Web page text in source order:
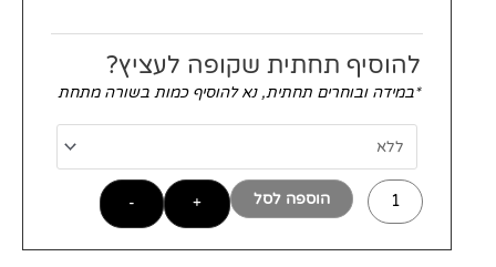
להוסיף תחתית שקופה לעציץ?
*במידה ובוחרים תחתית, נא להוסיף כמות בשורה מתחת
+
- הוספה לסל